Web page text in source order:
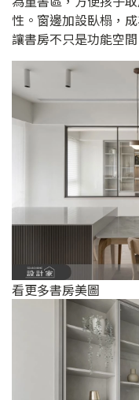
性。窗邊加設臥榻，
讓書房不只是功能空
看更多書房美圖